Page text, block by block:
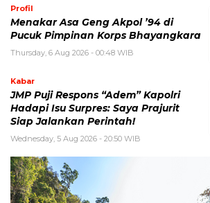
Profil
Menakar Asa Geng Akpol ’94 di
Pucuk Pimpinan Korps Bhayangkara
Thursday, 6 Aug 2026 - 00:48 WIB
Kabar
JMP Puji Respons “Adem” Kapolri
Hadapi Isu Surpres: Saya Prajurit
Siap Jalankan Perintah!
Wednesday, 5 Aug 2026 - 20:50 WIB